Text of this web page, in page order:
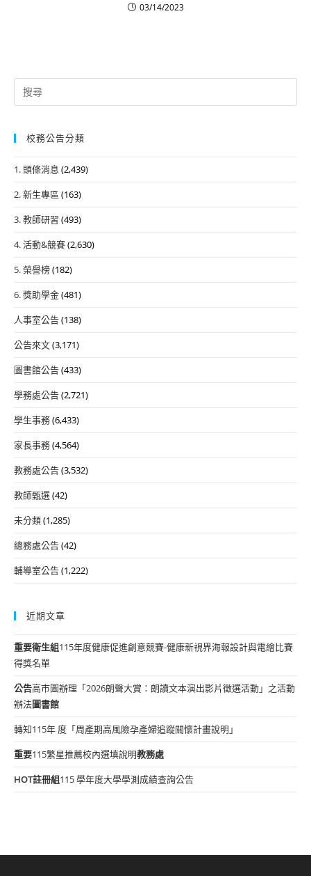
03/14/2023
Search
for:
校務公告分類
1. 頭條消息 (2,439)
2. 新生專區 (163)
3. 教師研習 (493)
4. 活動&競賽(2,630)
5. 榮譽榜(182)
6. 獎助學金(481)
人事室公告(138)
公告來文(3,171)
圖書館公告(433)
學務處公告(2,721)
學生事務(6,433)
家長事務(4,564)
教務處公告(3,532)
教師甄選(42)
未分類(1,285)
總務處公告(42)
輔導室公告(1,222)
近期文章
重要衛生組115年度健康促進創意競賽-健康新視界海報設計與電繪比賽
得獎名單
公告高市圖辦理「2026朗聲大賞：朗讀文本演出影片徵選活動」之活動
辦法圖書館
轉知115年 度「周產期高風險孕產婦追蹤關懷計畫說明」
重要115繁星推薦校內選填說明教務處
HOT註冊組115 學年度大學學測成績查詢公告